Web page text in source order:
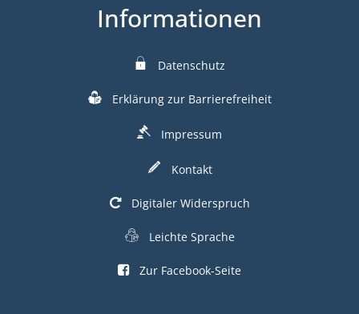
Informationen
Datenschutz
Erklärung zur Barrierefreiheit
Impressum
Kontakt
Digitaler Widerspruch
Leichte Sprache
Zur Facebook-Seite